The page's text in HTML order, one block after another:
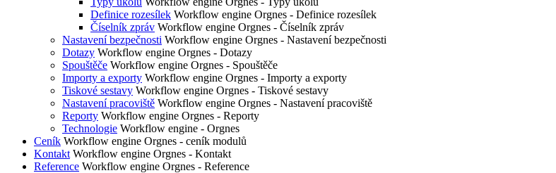
Definice rozesílek Workflow engine Orgnes - Definice rozesílek
Číselník zpráv Workflow engine Orgnes - Číselník zpráv
Nastavení bezpečnosti Workflow engine Orgnes - Nastavení bezpečnosti
Dotazy Workflow engine Orgnes - Dotazy
Spouštěče Workflow engine Orgnes - Spouštěče
Importy a exporty Workflow engine Orgnes - Importy a exporty
Tiskové sestavy Workflow engine Orgnes - Tiskové sestavy
Nastavení pracoviště Workflow engine Orgnes - Nastavení pracoviště
Reporty Workflow engine Orgnes - Reporty
Technologie Workflow engine - Orgnes
Ceník Workflow engine Orgnes - ceník modulů
Kontakt Workflow engine Orgnes - Kontakt
Reference Workflow engine Orgnes - Reference